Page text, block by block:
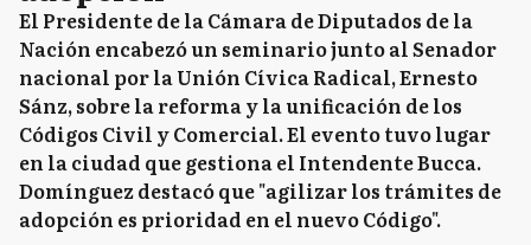
El Presidente de la Cámara de Diputados de la
Nación encabezó un seminario junto al Senador
nacional por la Unión Cívica Radical, Ernesto
Sánz, sobre la reforma y la unificación de los
Códigos Civil y Comercial. El evento tuvo lugar
en la ciudad que gestiona el Intendente Bucca.
Domínguez destacó que "agilizar los trámites de
adopción es prioridad en el nuevo Código".